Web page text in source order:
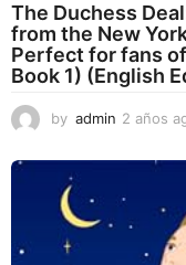
The Duchess
from the New
Perfect for fans
Book 1) (English
by admin 2 años